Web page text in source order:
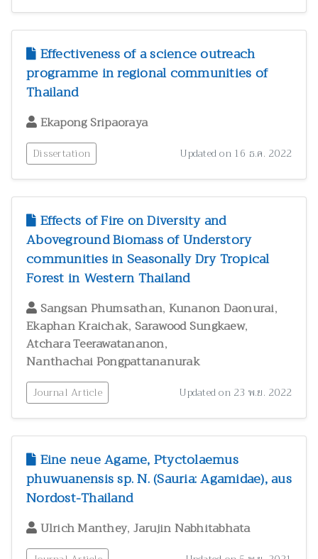
Effectiveness of a science outreach
programme in regional communities of
Thailand
Ekapong Sripaoraya
Dissertation Updated on 16 ธ.ค. 2022
Effects of Fire on Diversity and
Aboveground Biomass of Understory
communities in Seasonally Dry Tropical
Forest in Western Thailand
Sangsan Phumsathan, Kunanon Daonurai,
Ekaphan Kraichak, Sarawood Sungkaew,
Atchara Teerawatananon,
Nanthachai Pongpattananurak
Journal Article Updated on 23 พ.ย. 2022
Eine neue Agame, Ptyctolaemus
phuwuanensis sp. N. (Sauria: Agamidae), aus
Nordost-Thailand
Ulrich Manthey, Jarujin Nabhitabhata